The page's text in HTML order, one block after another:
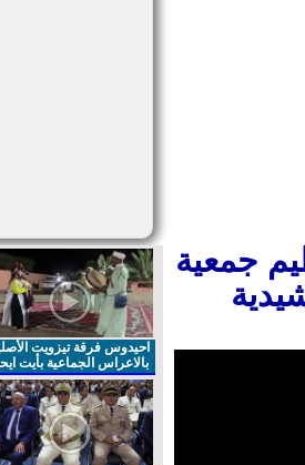
جمعية
احيدوس فرقة تيزويت الأصلية
بالاعراس الجماعية بأيت ايحيا